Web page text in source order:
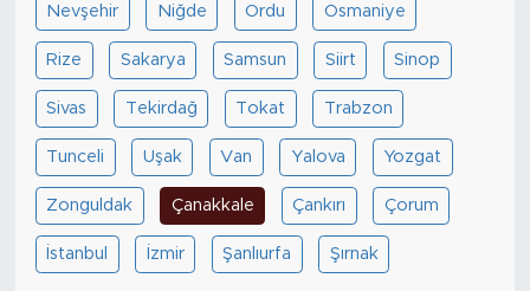
Nevşehir Niğde Ordu Osmaniye
Rize Sakarya Samsun Siirt Sinop
Sivas Tekirdağ Tokat Trabzon
Tunceli Uşak Van Yalova Yozgat
Zonguldak Çanakkale Çankırı Çorum
İstanbul İzmir Şanlıurfa Şırnak